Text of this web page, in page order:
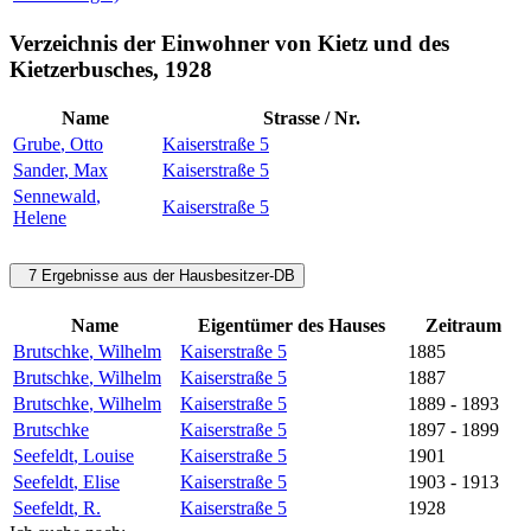
Verzeichnis der Einwohner von Kietz und des
Kietzerbusches, 1928
Name
Strasse / Nr.
Grube, Otto
Kaiserstraße 5
Sander, Max
Kaiserstraße 5
Sennewald,
Helene
Kaiserstraße 5
7 Ergebnisse aus der Hausbesitzer-DB
Name Eigentümer des Hauses
Zeitraum
Brutschke, Wilhelm Kaiserstraße 5
1885
Brutschke, Wilhelm Kaiserstraße 5
1887
Brutschke, Wilhelm Kaiserstraße 5
1889 - 1893
Brutschke
Kaiserstraße 5
1897 - 1899
Seefeldt, Louise Kaiserstraße 5
1901
Seefeldt, Elise Kaiserstraße 5
1903 - 1913
Seefeldt, R. Kaiserstraße 5
1928